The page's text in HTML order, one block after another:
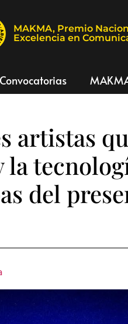
MAKMA, Premio
Excelencia en
Convocatorias
artistas
la
del